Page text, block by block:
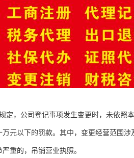
定，公司登记事项发生变更时，未依照
元以下的罚款。其中，变更经营范围
重的，吊销营业执照。